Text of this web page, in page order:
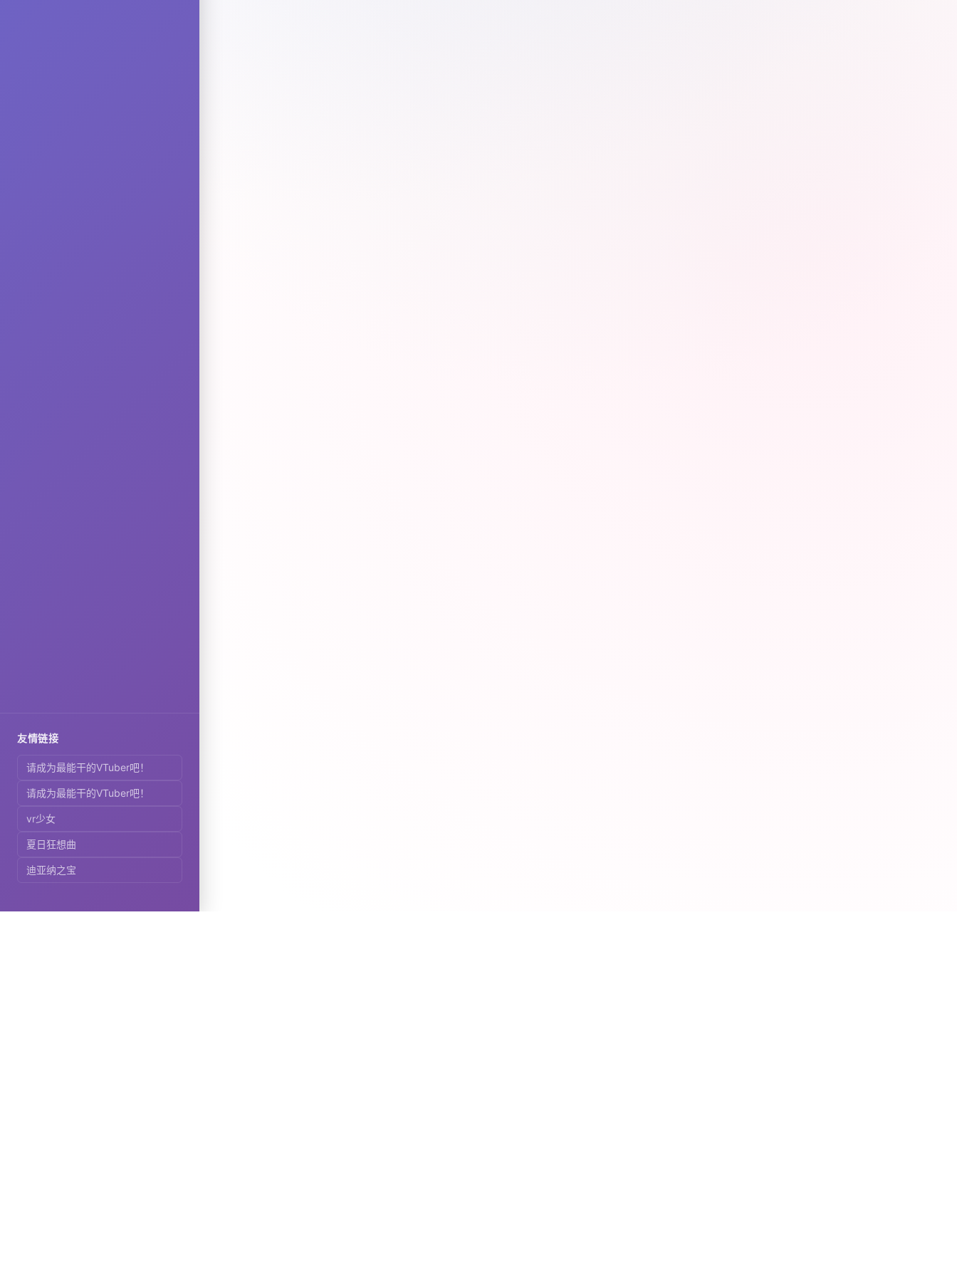
友情链接
请成为最能干的VTuber吧！
请成为最能干的VTuber吧！
vr少女
夏日狂想曲
迪亚纳之宝